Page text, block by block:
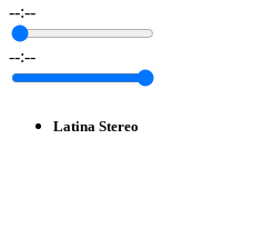
--:--
--:--
Latina Stereo